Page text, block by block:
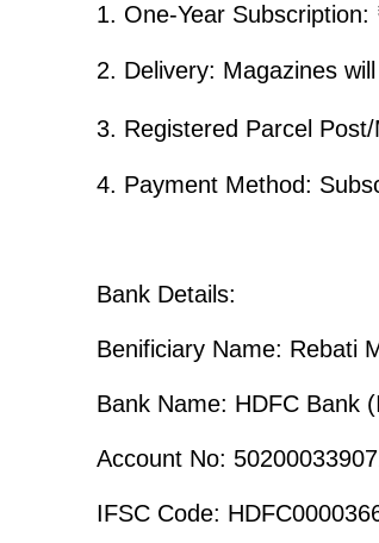
1. One-Year
2. Delivery: Magazines
3. Registered Parcel
4. Payment Method:
Bank Details:
Benificiary Name: Rebati
Bank Name: HDFC Bank
Account No:
IFSC Code: